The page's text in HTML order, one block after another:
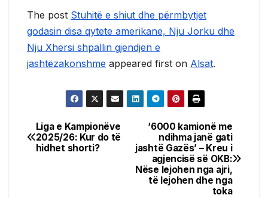
The post Stuhitë e shiut dhe përmbytjet
godasin disa qytete amerikane, Nju Jorku dhe
Nju Xhersi shpallin gjendjen e
jashtëzakonshme appeared first on Alsat.
Post
navigation
‘6000 kamionë me
ndihma janë gati
jashtë Gazës’ – Kreu i
agjencisë së OKB:
Nëse lejohen nga ajri,
të lejohen dhe nga
toka
​Liga e Kampionëve
2025/26: Kur do të
hidhet shorti?